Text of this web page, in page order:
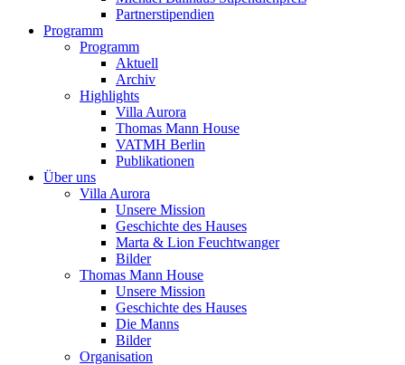
Partnerstipendien
Programm
Programm
Aktuell
Archiv
Highlights
Villa Aurora
Thomas Mann House
VATMH Berlin
Publikationen
Über uns
Villa Aurora
Unsere Mission
Geschichte des Hauses
Marta & Lion Feuchtwanger
Bilder
Thomas Mann House
Unsere Mission
Geschichte des Hauses
Die Manns
Bilder
Organisation